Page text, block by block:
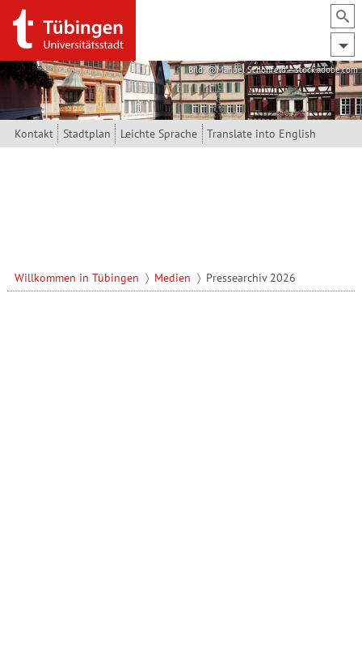
Direkt zum Inhalt
Bild: @Manuel Schönfeld – stock.adobe.com
Kontakt Stadtplan Leichte Sprache Translate into English
Willkommen in Tübingen Medien Pressearchiv 2026